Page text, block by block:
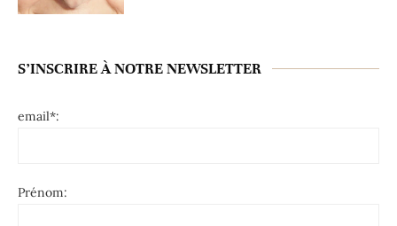
S’INSCRIRE À NOTRE NEWSLETTER
email*:
Prénom: